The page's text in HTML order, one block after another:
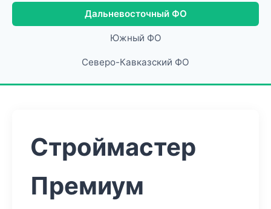
Дальневосточный ФО
Южный ФО
Северо-Кавказский ФО
Строймастер
Премиум